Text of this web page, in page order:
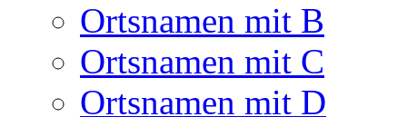
Ortsnamen mit B
Ortsnamen mit C
Ortsnamen mit D